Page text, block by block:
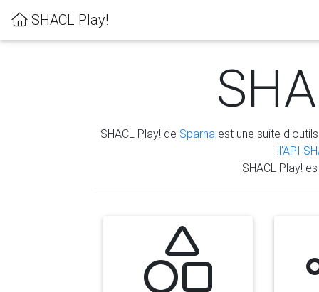
SHACL Play!
SHACL Play! de Sparna est une suite
l'l'API
SHACL Play!